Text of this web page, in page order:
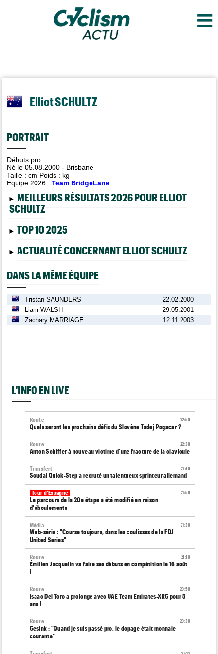
≡
Elliot SCHULTZ
PORTRAIT
Débuts pro :
Né le 05.08.2000 - Brisbane
Taille :cm Poids : kg
Equipe 2026 :Team BridgeLane
MEILLEURS RÉSULTATS 2026 POUR ELLIOT
SCHULTZ
TOP 10 2025
ACTUALITÉ CONCERNANT ELLIOT SCHULTZ
DANS LA MÊME ÉQUIPE
Tristan SAUNDERS
22.02.2000
Liam WALSH
29.05.2001
Zachary MARRIAGE
12.11.2003
L'INFO EN LIVE
22:50
Route
Quels seront les prochains défis du Slovène Tadej Pogacar ?
22:30
Route
Anton Schiffer à nouveau victime d'une fracture de la clavicule
22:10
Transfert
Soudal Quick-Step a recruté un talentueux sprinteur allemand
21:50
Tour d'Espagne
Le parcours de la 20e étape a été modifié en raison
d'éboulements
21:30
Média
Web-série : "Course toujours, dans les coulisses de la FDJ
United Series"
21:10
Route
Émilien Jacquelin va faire ses débuts en compétition le 16 août
!
20:50
Route
Isaac Del Toro a prolongé avec UAE Team Emirates-XRG pour 5
ans !
20:30
Route
Gesink : "Quand je suis passé pro, le dopage était monnaie
courante"